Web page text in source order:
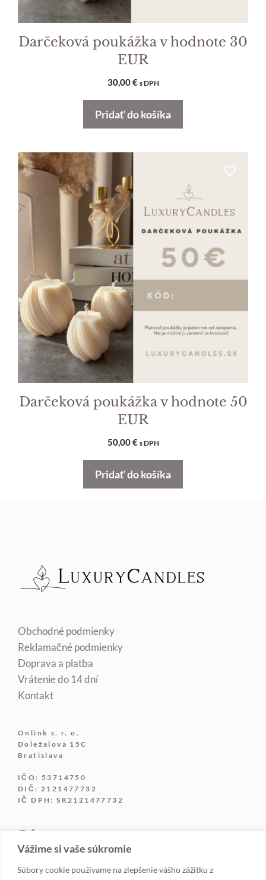
Vážime si vaše súkromie
Súbory cookie používame na zlepšenie vášho zážitku z
Darčeková poukážka v hodnote 30
EUR
30,00€ s DPH
Pridať do košíka
Darčeková poukážka v hodnote 50
EUR
50,00€ s DPH
Pridať do košíka
Obchodné podmienky
Reklamačné podmienky
Doprava a platba
Vrátenie do 14 dní
Kontakt
Onlink s. r. o.
Doležalova 15C
Bratislava
IČO: 53714750
DIČ: 2121477732
IČ DPH: SK2121477732